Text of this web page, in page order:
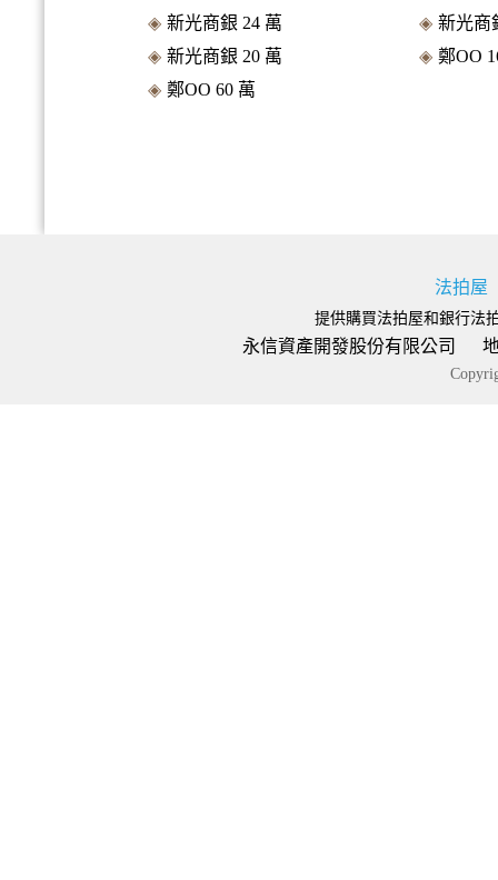
新光商銀 24 萬
新光商
新光商銀 20 萬 鄭OO
鄭OO 60 萬
法拍屋
提供購買法拍屋和銀行法
永信資產開發股份有限公司 地